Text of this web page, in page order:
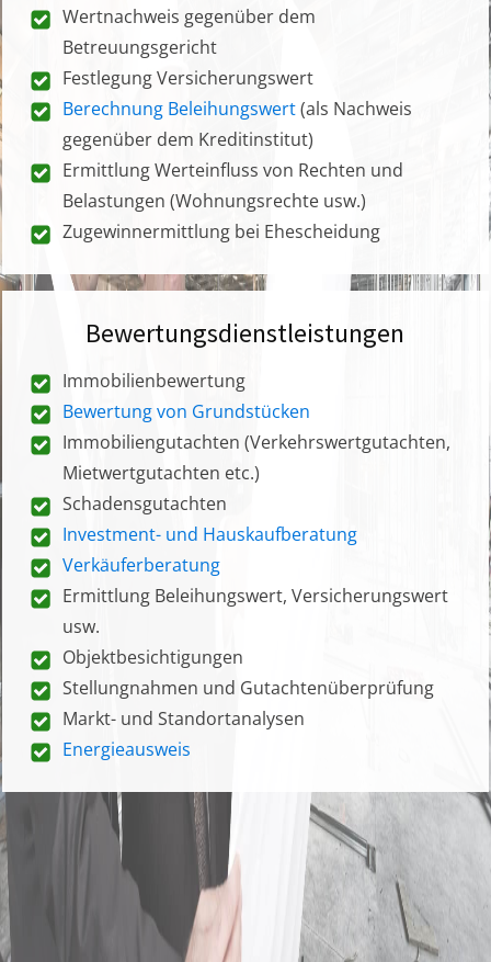
Wertnachweis gegenüber dem
Betreuungsgericht
Festlegung Versicherungswert
Berechnung Beleihungswert(als Nachweis
gegenüber dem Kreditinstitut)
Ermittlung Werteinfluss von Rechten und
Belastungen (Wohnungsrechte usw.)
Zugewinnermittlung bei Ehescheidung
Bewertungsdienstleistungen
Immobilienbewertung
Bewertung von Grundstücken
Immobiliengutachten (Verkehrswertgutachten,
Mietwertgutachten etc.)
Schadensgutachten
Investment- und Hauskaufberatung
Verkäuferberatung
Ermittlung Beleihungswert, Versicherungswert
usw.
Objektbesichtigungen
Stellungnahmen und Gutachtenüberprüfung
Markt- und Standortanalysen
Energieausweis